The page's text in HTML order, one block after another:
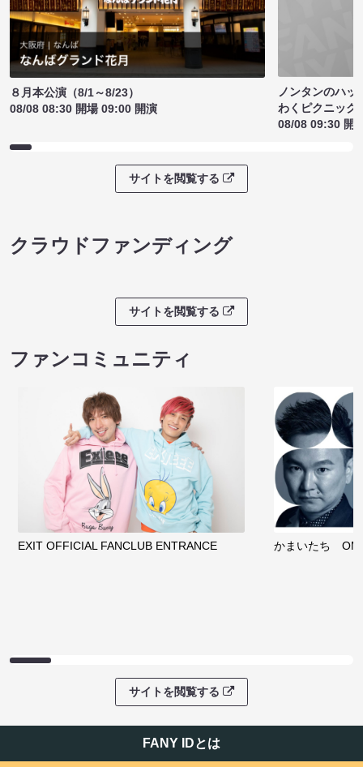
８月本公演（8/1～8/23）
08/08 08:30 開場 09:00 開演
ノンタンのハッ
わくピクニック
08/08 09:30 開
サイトを閲覧する
クラウドファンディング
サイトを閲覧する
ファンコミュニティ
EXIT OFFICIAL FANCLUB ENTRANCE かまいたち
サイトを閲覧する
FANY IDとは